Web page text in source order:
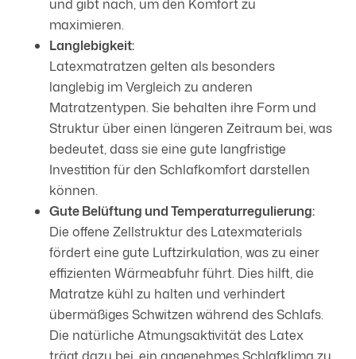
und gibt nach, um den Komfort zu
maximieren.
Langlebigkeit:
Latexmatratzen gelten als besonders
langlebig im Vergleich zu anderen
Matratzentypen. Sie behalten ihre Form und
Struktur über einen längeren Zeitraum bei, was
bedeutet, dass sie eine gute langfristige
Investition für den Schlafkomfort darstellen
können.
Gute Belüftung und Temperaturregulierung:
Die offene Zellstruktur des Latexmaterials
fördert eine gute Luftzirkulation, was zu einer
effizienten Wärmeabfuhr führt. Dies hilft, die
Matratze kühl zu halten und verhindert
übermäßiges Schwitzen während des Schlafs.
Die natürliche Atmungsaktivität des Latex